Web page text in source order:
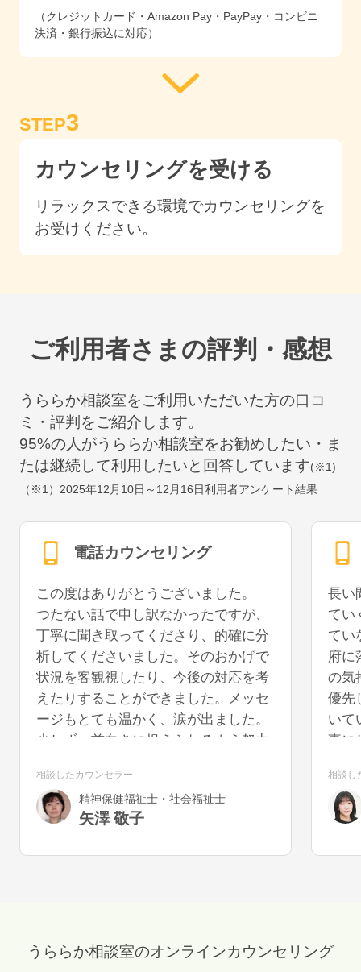
（クレジットカード・Amazon Pay・PayPay・コンビニ
決済・銀行振込に対応）
STEP3
カウンセリングを受ける
リラックスできる環境でカウンセリングを
お受けください。
ご利用者さまの評判・感想
うららか相談室をご利用いただいた方の口コ
ミ・評判をご紹介します。
95%の人がうららか相談室をお勧めしたい・ま
たは継続して利用したいと回答しています(※1)
（※1） 2025年12月10日～12月16日利用者アンケート結果
電話カウンセリング
この度はありがとうございました。
つたない話で申し訳なかったですが、
丁寧に聞き取ってくださり、的確に分
析してくださいました。そのおかげで
状況を客観視したり、今後の対応を考
えたりすることができました。メッセ
ージもとても温かく、涙が出ました。
少しずつ前向きに捉えられるよう努力
あれば、再度お話を聞いていただける
と幸いです。
相談したカウンセラー
精神保健福祉士・社会福祉士
矢澤 敬子
長い
てい
てい
府に
の気
優先
いて
事に
を切
気
う
相談し
うららか相談室のオンラインカウンセリング